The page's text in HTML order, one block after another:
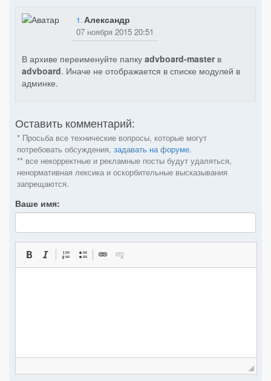
1.Александр
07 ноября 2015 20:51
В архиве переименуйте папку advboard-masterв
advboard. Иначе не отображается в списке модулей в
админке.
Оставить комментарий:
* Просьба все технические вопросы, которые могут
потребовать обсуждения, задавать на форуме.
** все некорректные и рекламные посты будут удаляться,
ненормативная лексика и оскорбительные высказывания
запрещаются.
Ваше имя: